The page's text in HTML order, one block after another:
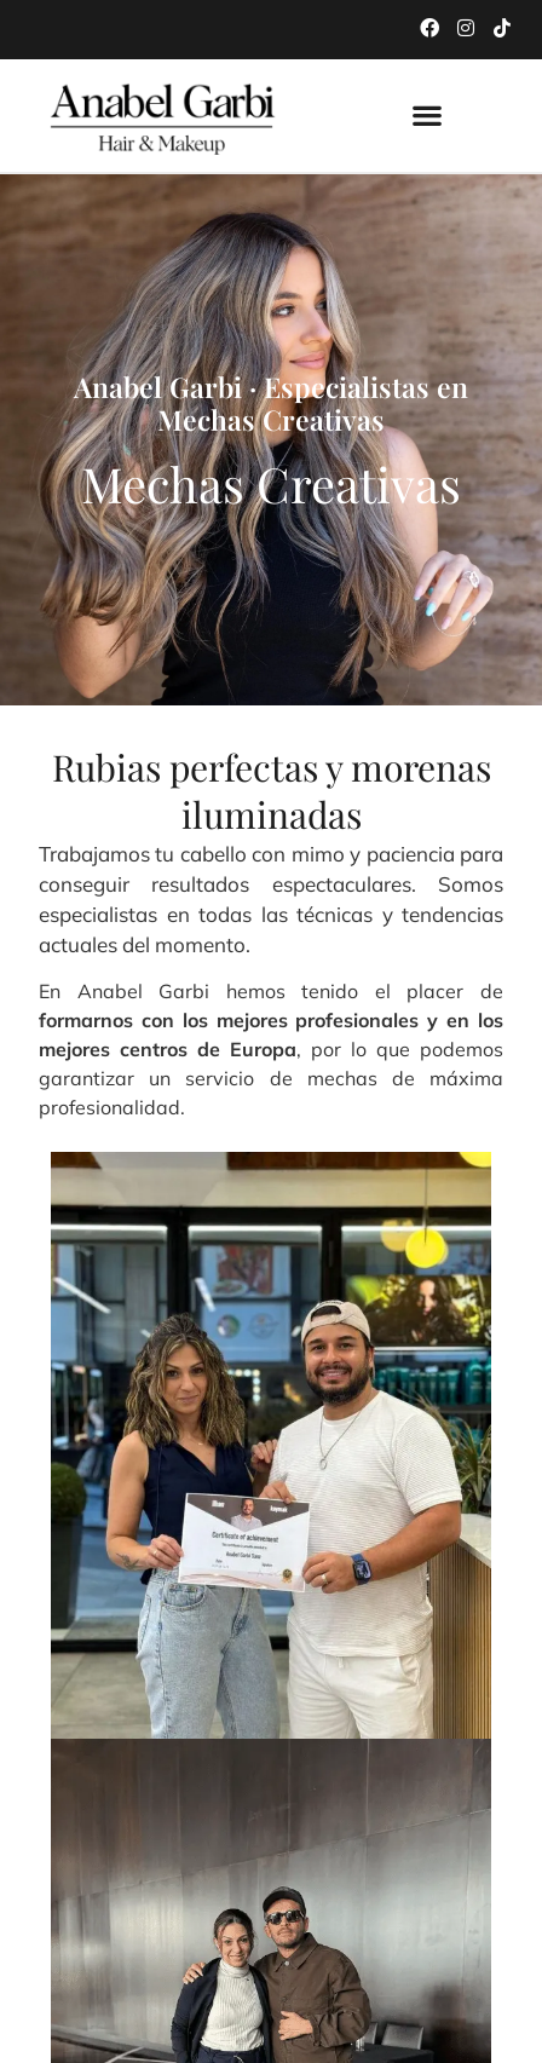
Anabel Garbi · Especialistas en
Mechas Creativas
Mechas Creativas
Rubias perfectas y morenas
iluminadas
Trabajamos tu cabello con mimo y paciencia para
conseguir resultados espectaculares. Somos
especialistas en todas las técnicas y tendencias
actuales del momento.
En Anabel Garbi hemos tenido el placer de
formarnos con los mejores profesionales y en los
mejores centros de Europa, por lo que podemos
garantizar un servicio de mechas de máxima
profesionalidad.